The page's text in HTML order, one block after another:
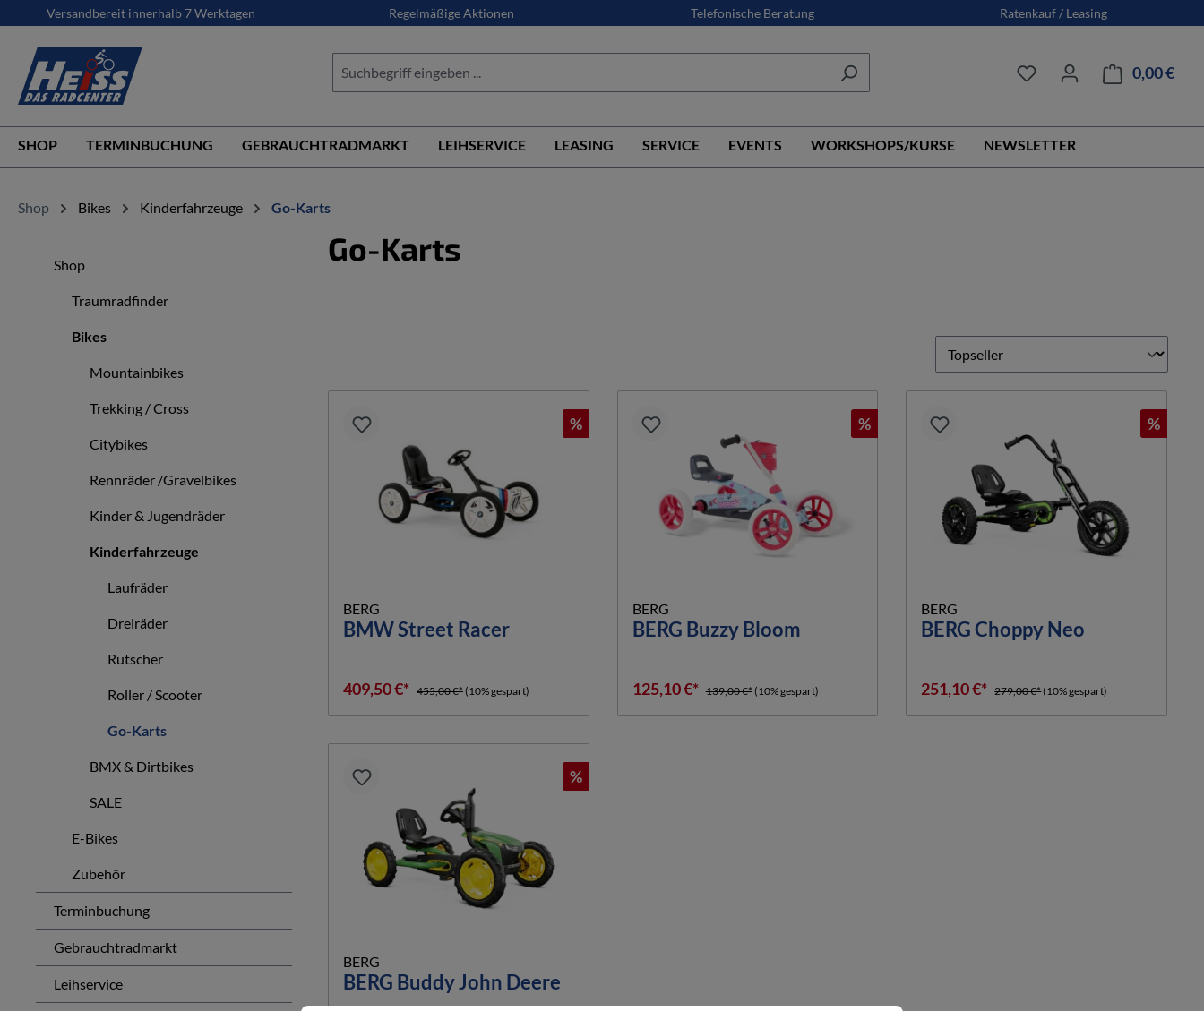
Zur Hauptnavigation springen
Versandbereit innerhalb 7 Werktagen Regelmäßige Aktionen Telefonische Beratung Ratenkauf / Leasing
0,00 €
SHOP TERMINBUCHUNG GEBRAUCHTRADMARKT LEIHSERVICE LEASING SERVICE EVENTS WORKSHOPS/KURSE NEWSLETTER
Shop Bikes Kinderfahrzeuge Go-Karts
Shop
Traumradfinder
Bikes
Mountainbikes
Trekking / Cross
Citybikes
Rennräder /Gravelbikes
Kinder & Jugendräder
Kinderfahrzeuge
Laufräder
Dreiräder
Rutscher
Roller / Scooter
Go-Karts
BMX & Dirtbikes
SALE
E-Bikes
Zubehör
Terminbuchung
Gebrauchtradmarkt
Leihservice
Go-Karts
%
BERG
BMW Street Racer
409,50 €* 455,00 €* (10% gespart)
%
BERG
BERG Buzzy Bloom
125,10 €* 139,00 €* (10% gespart)
%
BERG
BERG Choppy Neo
251,10 €* 279,00 €*(10% gespart)
%
BERG
BERG Buddy John Deere